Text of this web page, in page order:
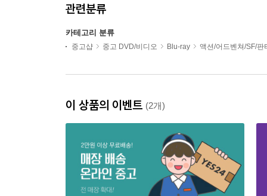
관련분류
카테고리 분류
중고샵 중고 DVD/비디오 Blu-ray 액션/어드벤쳐/SF/판
이 상품의 이벤트 (2개)